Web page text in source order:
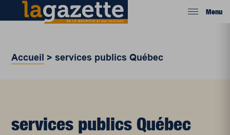
Menu
Accueil >services publics Québec
services publics Québec